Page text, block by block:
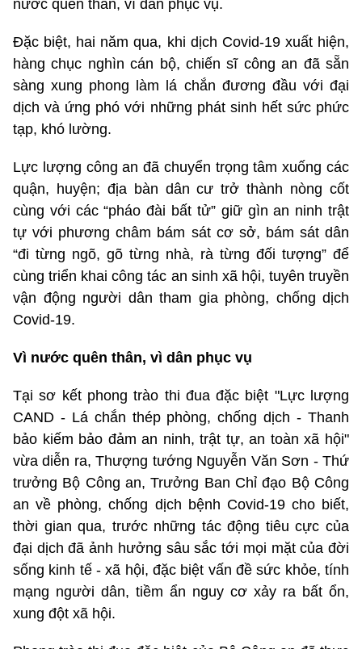
nước quên thân, vì dân phục vụ.
Đặc biệt, hai năm qua, khi dịch Covid-19 xuất hiện,
hàng chục nghìn cán bộ, chiến sĩ công an đã sẵn
sàng xung phong làm lá chắn đương đầu với đại
dịch và ứng phó với những phát sinh hết sức phức
tạp, khó lường.
Lực lượng công an đã chuyển trọng tâm xuống các
quận, huyện; địa bàn dân cư trở thành nòng cốt
cùng với các “pháo đài bất tử” giữ gìn an ninh trật
tự với phương châm bám sát cơ sở, bám sát dân
“đi từng ngõ, gõ từng nhà, rà từng đối tượng” để
cùng triển khai công tác an sinh xã hội, tuyên truyền
vận động người dân tham gia phòng, chống dịch
Covid-19.
Vì nước quên thân, vì dân phục vụ
Tại sơ kết phong trào thi đua đặc biệt "Lực lượng
CAND - Lá chắn thép phòng, chống dịch - Thanh
bảo kiếm bảo đảm an ninh, trật tự, an toàn xã hội"
vừa diễn ra, Thượng tướng Nguyễn Văn Sơn - Thứ
trưởng Bộ Công an, Trưởng Ban Chỉ đạo Bộ Công
an về phòng, chống dịch bệnh Covid-19 cho biết,
thời gian qua, trước những tác động tiêu cực của
đại dịch đã ảnh hưởng sâu sắc tới mọi mặt của đời
sống kinh tế - xã hội, đặc biệt vấn đề sức khỏe, tính
mạng người dân, tiềm ẩn nguy cơ xảy ra bất ổn,
xung đột xã hội.